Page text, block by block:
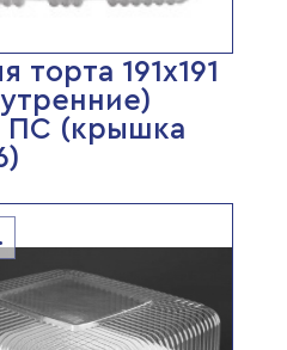
торта 191х191
ПС (крышка